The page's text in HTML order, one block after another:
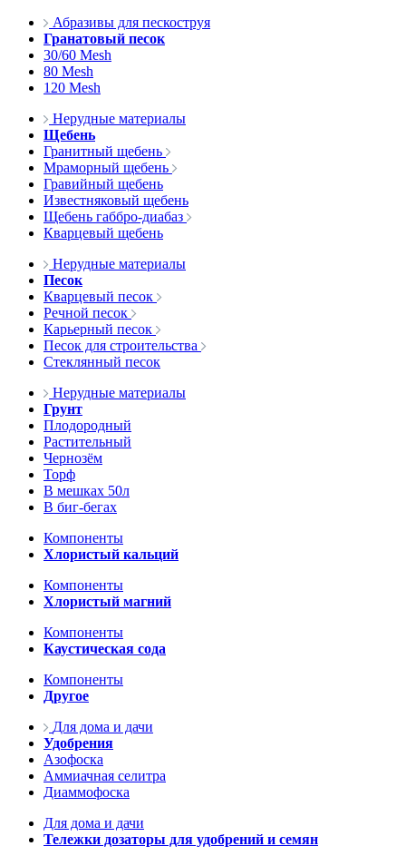
Абразивы для пескоструя
Гранатовый песок
30/60 Mesh
80 Mesh
120 Mesh
Нерудные материалы
Щебень
Гранитный щебень
Мраморный щебень
Гравийный щебень
Известняковый щебень
Щебень габбро-диабаз
Кварцевый щебень
Нерудные материалы
Песок
Кварцевый песок
Речной песок
Карьерный песок
Песок для строительства
Стеклянный песок
Нерудные материалы
Грунт
Плодородный
Растительный
Чернозём
Торф
В мешках 50л
В биг-бегах
Компоненты
Хлористый кальций
Компоненты
Хлористый магний
Компоненты
Каустическая сода
Компоненты
Другое
Для дома и дачи
Удобрения
Азофоска
Аммиачная селитра
Диаммофоска
Для дома и дачи
Тележки дозаторы для удобрений и семян